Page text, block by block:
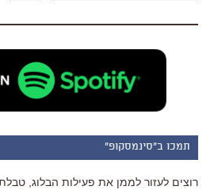
תמכו ב"סינמסקופ"
רוצים לעזור לממן את פעילות הבלוג,